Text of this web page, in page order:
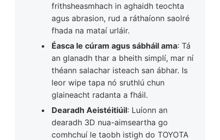
frithsheasmhach in aghaidh teochta
agus abrasion, rud a ráthaíonn saolré
fhada na mataí urláir.
Éasca le cúram agus sábháil ama: Tá
an glanadh thar a bheith simplí, mar ní
théann salachar isteach san ábhar. Is
leor wipe tapa nó sruthlú chun
glaineacht radanta a fháil.
Dearadh Aeistéitiúil: Luíonn an
dearadh 3D nua-aimseartha go
comhchuí le taobh istigh do TOYOTA